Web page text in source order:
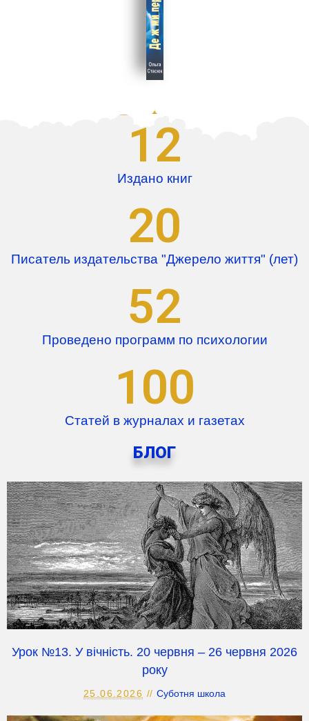
12
Издано книг
20
Писатель издательства "Джерело життя" (лет)
52
Проведено программ по психологии
100
Статей в журналах и газетах
БЛОГ
Урок №13. У вічність. 20 червня – 26 червня 2026
року
25.06.2026 Суботня школа